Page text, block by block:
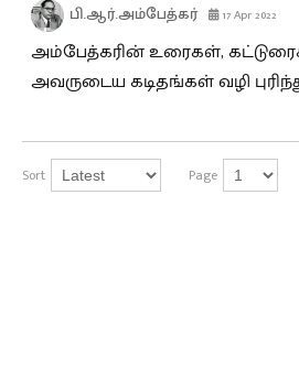
பி.ஆர்.அம்பேத்கர் 17 Apr 2022
அம்பேத்கரின் உரைகள்,
அவருடைய கடிதங்கள் வழி
Sort Page